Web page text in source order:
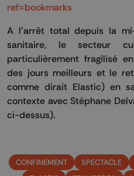
ref=bookmarks
A l'arrêt total depuis la
sanitaire, le secteur
particulièrement fragilisé
des jours meilleurs et le
comme dirait Elastic) en
contexte avec Stéphane
ci-dessus).
CONFINEMENT SPECTACLE